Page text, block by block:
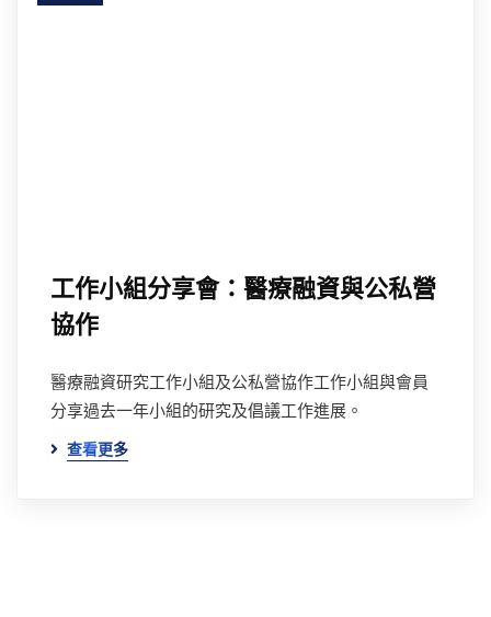
工作小組分享會：醫療融資與公私營
協作
醫療融資研究工作小組及公私營協作工作小組與會員
分享過去一年小組的研究及倡議工作進展。
查看更多